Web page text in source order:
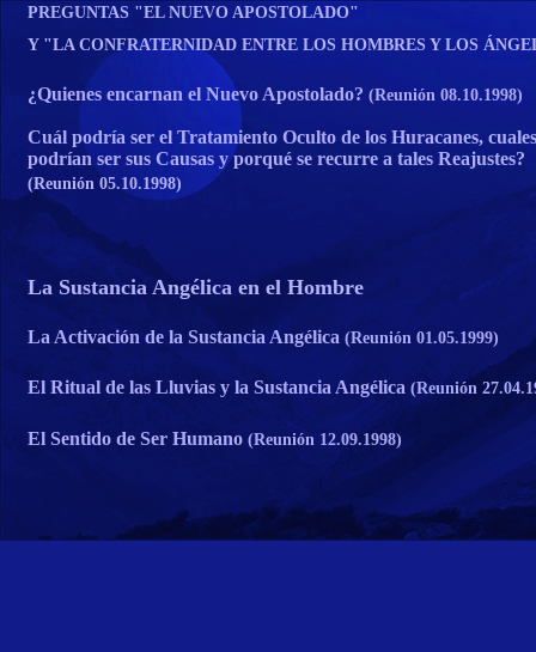
PREGUNTAS "EL NUEVO APOSTOLADO"
Y "LA CONFRATERNIDAD ENTRE LOS HOMBRES Y LOS
¿Quienes encarnan el Nuevo Apostolado? (Reunión 08.10.1998)
Cuál podría ser el Tratamiento Oculto de los Huracanes, cuales
podrían ser sus Causas y porqué se recurre a tales Reajustes?
(Reunión 05.10.1998)
La Sustancia Angélica en el Hombre
La Activación de la Sustancia Angélica (Reunión 01.05.1999)
El Ritual de las Lluvias y la Sustancia Angélica (Reunión
El Sentido de Ser Humano (Reunión 12.09.1998)